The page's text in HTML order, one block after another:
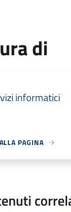
di
informatici
PAGINA